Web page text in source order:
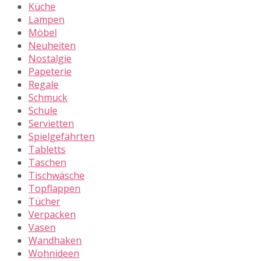
Küche
Lampen
Möbel
Neuheiten
Nostalgie
Papeterie
Regale
Schmuck
Schule
Servietten
Spielgefährten
Tabletts
Taschen
Tischwäsche
Topflappen
Tücher
Verpacken
Vasen
Wandhaken
Wohnideen